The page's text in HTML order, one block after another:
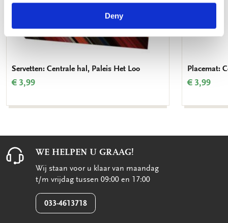
Deny
Servetten: Centrale hal, Paleis Het Loo
€ 3,99
Placemat:
€ 3,99
WE HELPEN U GRAAG!
Wij staan voor u klaar van maandag
t/m vrijdag tussen 09:00 en 17:00
033-4613718